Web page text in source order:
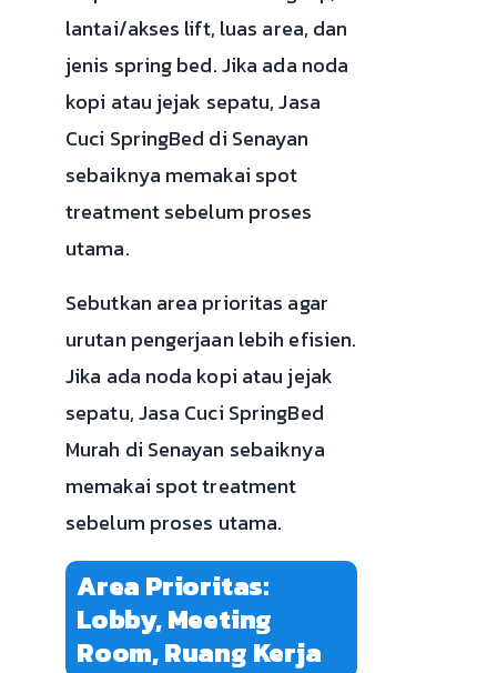
lantai/akses lift, luas area, dan
jenis spring bed. Jika ada noda
kopi atau jejak sepatu, Jasa
Cuci SpringBed di Senayan
sebaiknya memakai spot
treatment sebelum proses
utama.
Sebutkan area prioritas agar
urutan pengerjaan lebih efisien.
Jika ada noda kopi atau jejak
sepatu, Jasa Cuci SpringBed
Murah di Senayan sebaiknya
memakai spot treatment
sebelum proses utama.
Area Prioritas:
Lobby, Meeting
Room, Ruang Kerja